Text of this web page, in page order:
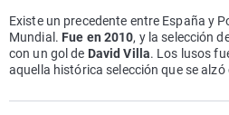
Existe un precedente entre España y
Mundial. Fue en 2010, y la selección
con un gol de David Villa. Los lusos
aquella histórica selección que se